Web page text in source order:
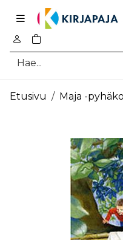
0
tuotetta ostoskorissa
Pääsisältö
Etusivu Maja -